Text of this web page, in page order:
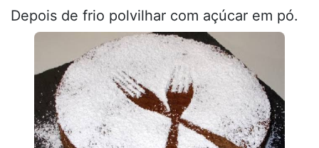
Depois de frio polvilhar com açúcar em pó.